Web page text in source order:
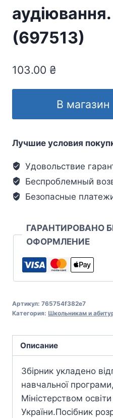
(697513)
103.00 ₴
В магазин
Лучшие условия
Удовольствие
Беспроблемный
Безопасные
ГАРАНТИРОВАНО
ОФОРМЛЕНИЕ
Артикул: 765754f382e7
Категория: Школьникам и
Описание
Збірник укладено
навчальної
Міністерством освіти
України.Посібник